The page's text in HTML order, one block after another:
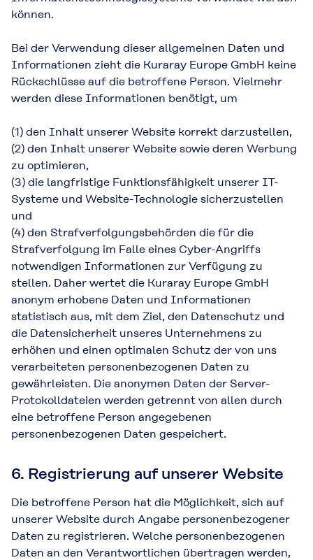
können.
Bei der Verwendung dieser allgemeinen Daten und
Informationen zieht die Kuraray Europe GmbH keine
Rückschlüsse auf die betroffene Person. Vielmehr
werden diese Informationen benötigt, um
(1) den Inhalt unserer Website korrekt darzustellen,
(2) den Inhalt unserer Website sowie deren Werbung
zu optimieren,
(3) die langfristige Funktionsfähigkeit unserer IT-
Systeme und Website-Technologie sicherzustellen
und
(4) den Strafverfolgungsbehörden die für die
Strafverfolgung im Falle eines Cyber-Angriffs
notwendigen Informationen zur Verfügung zu
stellen. Daher wertet die Kuraray Europe GmbH
anonym erhobene Daten und Informationen
statistisch aus, mit dem Ziel, den Datenschutz und
die Datensicherheit unseres Unternehmens zu
erhöhen und einen optimalen Schutz der von uns
verarbeiteten personenbezogenen Daten zu
gewährleisten. Die anonymen Daten der Server-
Protokolldateien werden getrennt von allen durch
eine betroffene Person angegebenen
personenbezogenen Daten gespeichert.
6. Registrierung auf unserer Website
Die betroffene Person hat die Möglichkeit, sich auf
unserer Website durch Angabe personenbezogener
Daten zu registrieren. Welche personenbezogenen
Daten an den Verantwortlichen übertragen werden,